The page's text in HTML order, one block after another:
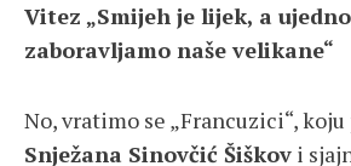
Vitez „Smijeh je lijek, a
zaboravljamo naše velikane“
No, vratimo se „Francuzici“,
Snježana Sinovčić Šiškov i